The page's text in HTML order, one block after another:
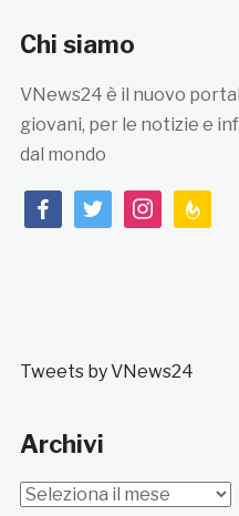
Chi siamo
VNews24 è il nuovo
giovani, per le notizie e
dal mondo
facebooktwitterinstagram
Tweets by VNews24
Archivi
Archivi